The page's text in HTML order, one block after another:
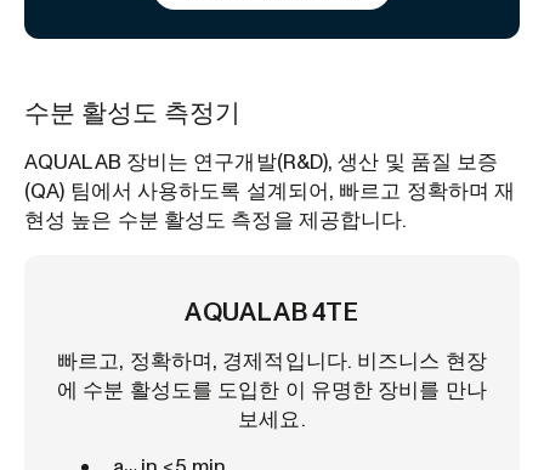
수분 활성도 측정기
AQUALAB 장비는 연구개발(R&D), 생산 및 품질 보증
(QA) 팀에서 사용하도록 설계되어, 빠르고 정확하며 재
현성 높은 수분 활성도 측정을 제공합니다.
AQUALAB 4TE
빠르고, 정확하며, 경제적입니다. 비즈니스 현장
에 수분 활성도를 도입한 이 유명한 장비를 만나
보세요.